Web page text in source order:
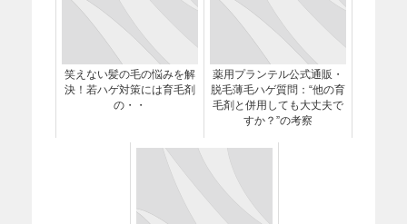
笑えない髪の毛の悩みを解
決！若ハゲ対策には育毛剤
の・・
薬用プランテル公式通販・
脱毛薄毛ハゲ質問：“他の育
毛剤と併用しても大丈夫で
すか？”の考察